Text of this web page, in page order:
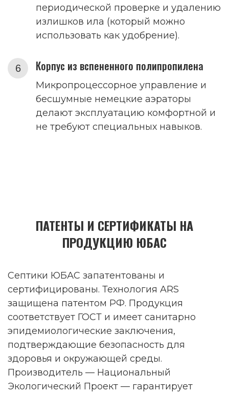
периодической проверке и удалению
излишков ила (который можно
использовать как удобрение).
Корпус из вспененного полипропилена
Микропроцессорное управление и
бесшумные немецкие аэраторы
делают эксплуатацию комфортной и
не требуют специальных навыков.
ПАТЕНТЫ И СЕРТИФИКАТЫ НА
ПРОДУКЦИЮ ЮБАС
Септики ЮБАС запатентованы и
сертифицированы. Технология ARS
защищена патентом РФ. Продукция
соответствует ГОСТ и имеет санитарно
эпидемиологические заключения,
подтверждающие безопасность для
здоровья и окружающей среды.
Производитель — Национальный
Экологический Проект — гарантирует